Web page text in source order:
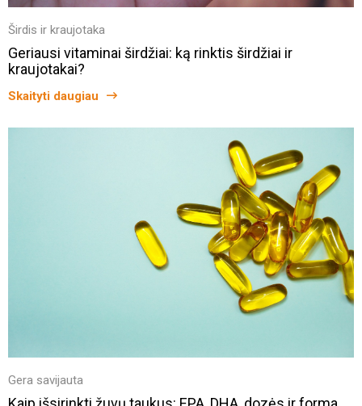
Širdis ir kraujotaka
Geriausi vitaminai širdžiai: ką rinktis širdžiai ir
kraujotakai?
Skaityti daugiau
Gera savijauta